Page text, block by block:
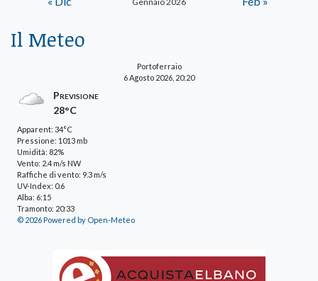
Il Meteo
Portoferraio
6 Agosto 2026, 20:20
Previsione
28°C
Apparent: 34°C
Pressione: 1013 mb
Umidità: 82%
Vento: 2.4 m/s NW
Raffiche di vento: 9.3 m/s
UV-Index: 0.6
Alba: 6:15
Tramonto: 20:33
© 2026 Powered by Open-Meteo